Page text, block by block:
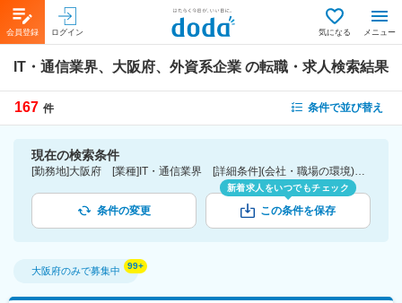
会員登録 ログイン 気になる メニュー
IT・通信業界、大阪府、外資系企業 の転職・求人検索結果
167 件 条件で並び替え
現在の検索条件
[勤務地]大阪府 [業種]IT・通信業界 [詳細条件](会社・職場の環境)外資系企業
条件の変更
新着求人をいつでもチェック
この条件を保存
大阪府のみで募集中